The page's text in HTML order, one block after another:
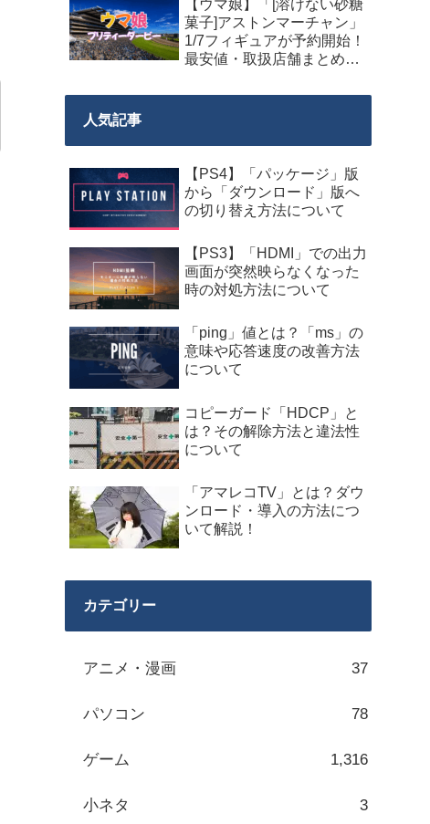
【ウマ娘】「[溶けない砂糖
菓子]アストンマーチャン」
1/7フィギュアが予約開始！
最安値・取扱店舗まとめ
人気記事
【PS4】「パッケージ」版
から「ダウンロード」版へ
の切り替え方法について
【PS3】「HDMI」での出力
画面が突然映らなくなった
時の対処方法について
「ping」値とは？「ms」の
意味や応答速度の改善方法
について
コピーガード「HDCP」と
は？その解除方法と違法性
について
「アマレコTV」とは？ダウ
ンロード・導入の方法につ
いて解説！
カテゴリー
アニメ・漫画 37
パソコン 78
ゲーム 1,316
小ネタ 3